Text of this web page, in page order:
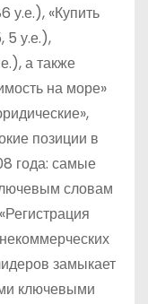
у.е.), «Купить
5 у.е.),
а также
на море»
позиции в
года: самые
словам
замыкает
ключевыми